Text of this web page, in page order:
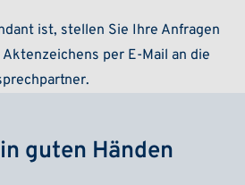
ist, stellen Sie Ihre Anfragen
per E-Mail an die
guten Händen